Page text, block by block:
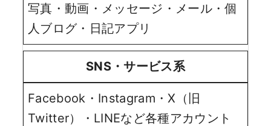
写真・動画・メッセージ・メール・個
人ブログ・日記アプリ
SNS・サービス系
Facebook・Instagram・X（旧
Twitter）・LINEなど各種アカウント